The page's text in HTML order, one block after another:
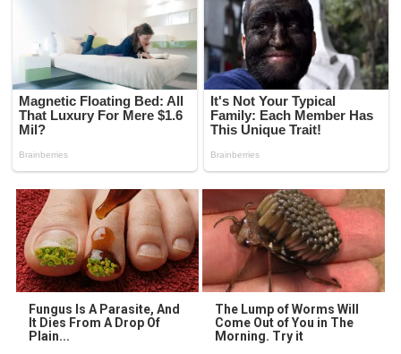
Fungus Is A Parasite, And
It Dies From A Drop Of
Plain...
The Lump of Worms Will
Come Out of You in The
Morning. Try it